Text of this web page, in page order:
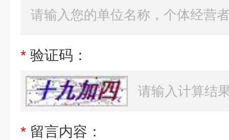
* 验证码：
* 留言内容：